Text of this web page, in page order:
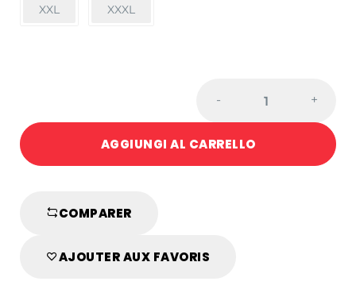
XXL XXXL
TOKAIDO
quantity
- +
AGGIUNGI AL CARRELLO
COMPARER
AJOUTER AUX FAVORIS